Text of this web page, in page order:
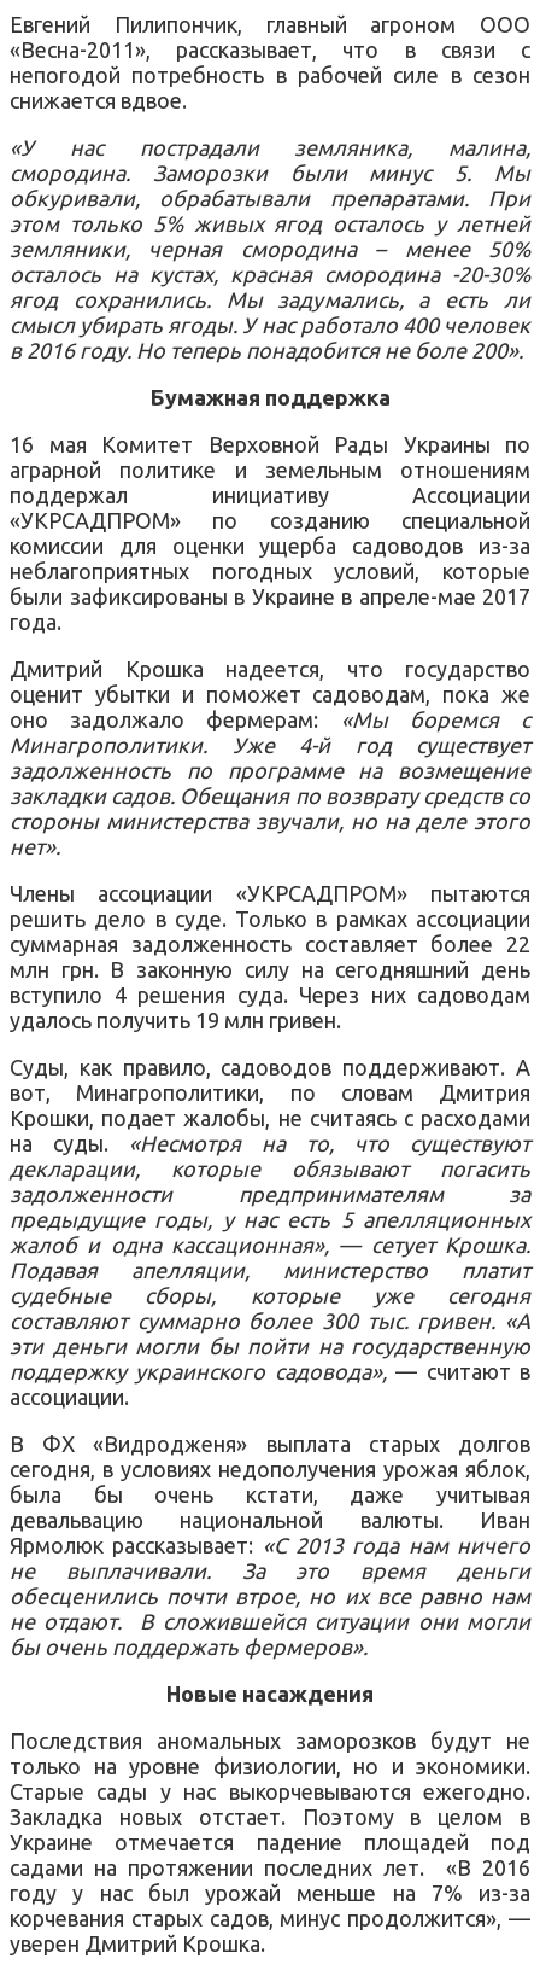
Евгений Пилипончик, главный агроном ООО
«Весна-2011», рассказывает, что в связи с
непогодой потребность в рабочей силе в сезон
снижается вдвое.
«У нас пострадали земляника, малина,
смородина. Заморозки были минус 5. Мы
обкуривали, обрабатывали препаратами. При
этом только 5% живых ягод осталось у летней
земляники, черная смородина – менее 50%
осталось на кустах, красная смородина -20-30%
ягод сохранились. Мы задумались, а есть ли
смысл убирать ягоды. У нас работало 400 человек
в 2016 году. Но теперь понадобится не боле 200».
Бумажная поддержка
16 мая Комитет Верховной Рады Украины по
аграрной политике и земельным отношениям
поддержал инициативу Ассоциации
«УКРСАДПРОМ» по созданию специальной
комиссии для оценки ущерба садоводов из-за
неблагоприятных погодных условий, которые
были зафиксированы в Украине в апреле-мае 2017
года.
Дмитрий Крошка надеется, что государство
оценит убытки и поможет садоводам, пока же
оно задолжало фермерам: «Мы боремся с
Минагрополитики. Уже 4-й год существует
задолженность по программе на возмещение
закладки садов. Обещания по возврату средств со
стороны министерства звучали, но на деле этого
нет».
Члены ассоциации «УКРСАДПРОМ» пытаются
решить дело в суде. Только в рамках ассоциации
суммарная задолженность составляет более 22
млн грн. В законную силу на сегодняшний день
вступило 4 решения суда. Через них садоводам
удалось получить 19 млн гривен.
Суды, как правило, садоводов поддерживают. А
вот, Минагрополитики, по словам Дмитрия
Крошки, подает жалобы, не считаясь с расходами
на суды. «Несмотря на то, что существуют
декларации, которые обязывают погасить
задолженности предпринимателям за
предыдущие годы, у нас есть 5 апелляционных
жалоб и одна кассационная», — сетует Крошка.
Подавая апелляции, министерство платит
судебные сборы, которые уже сегодня
составляют суммарно более 300 тыс. гривен. «А
эти деньги могли бы пойти на государственную
поддержку украинского садовода», — считают в
ассоциации.
В ФХ «Видродженя» выплата старых долгов
сегодня, в условиях недополучения урожая яблок,
была бы очень кстати, даже учитывая
девальвацию национальной валюты. Иван
Ярмолюк рассказывает: «С 2013 года нам ничего
не выплачивали. За это время деньги
обесценились почти втрое, но их все равно нам
не отдают. В сложившейся ситуации они могли
бы очень поддержать фермеров».
Новые насаждения
Последствия аномальных заморозков будут не
только на уровне физиологии, но и экономики.
Старые сады у нас выкорчевываются ежегодно.
Закладка новых отстает. Поэтому в целом в
Украине отмечается падение площадей под
садами на протяжении последних лет. «В 2016
году у нас был урожай меньше на 7% из-за
корчевания старых садов, минус продолжится», —
уверен Дмитрий Крошка.